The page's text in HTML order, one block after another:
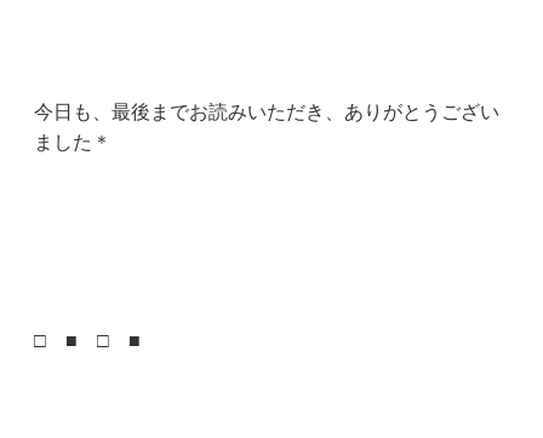
今日も、最後までお読みいただき、ありがとうござい
ました＊
□ ■ □ ■